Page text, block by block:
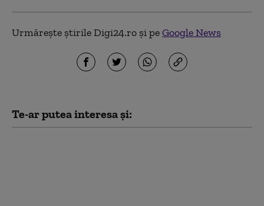
Urmărește știrile Digi24.ro și peGoogle News
Te-ar putea interesa și: